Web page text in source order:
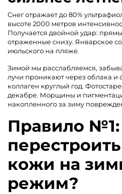
Снег отражает до 80%
высоте 2000 метров
Получается двойной удар:
отраженные снизу. Январское
июльского на пляже.
Зимой мы расслабляемся,
лучи проникают через облака и
коллаген круглый год.
декабре. Морщины и
накопленного за зиму
Правило №1:
кожи на
режим?